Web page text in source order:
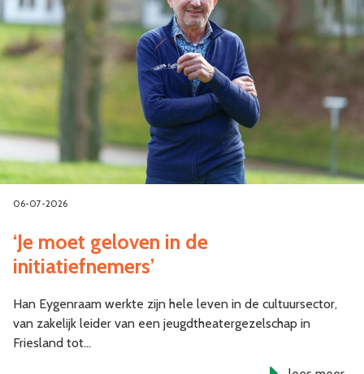
06-07-2026
‘Je moet geloven in de
initiatiefnemers’
Han Eygenraam werkte zijn hele leven in de cultuursector,
van zakelijk leider van een jeugdtheatergezelschap in
Friesland tot…